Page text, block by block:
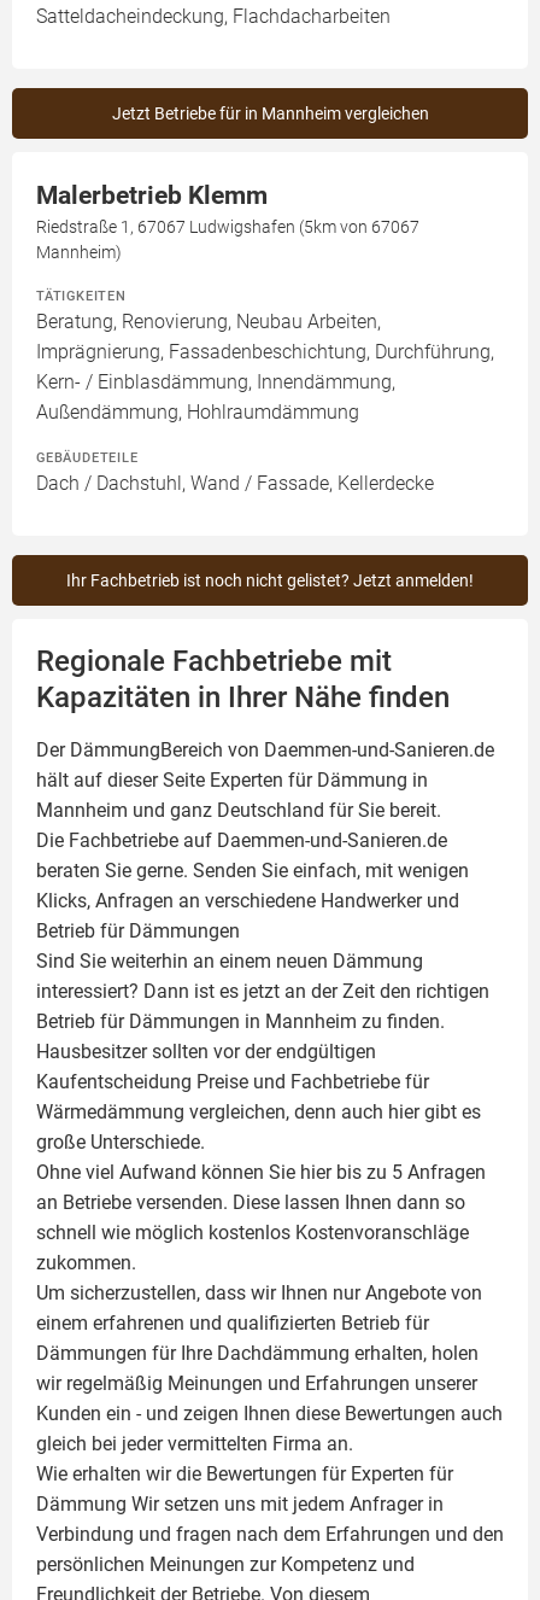
Satteldacheindeckung, Flachdacharbeiten
Jetzt Betriebe für in Mannheim vergleichen
Malerbetrieb Klemm
Riedstraße 1, 67067 Ludwigshafen (5km von 67067
Mannheim)
TÄTIGKEITEN
Beratung, Renovierung, Neubau Arbeiten,
Imprägnierung, Fassadenbeschichtung, Durchführung,
Kern- / Einblasdämmung, Innendämmung,
Außendämmung, Hohlraumdämmung
GEBÄUDETEILE
Dach / Dachstuhl, Wand / Fassade, Kellerdecke
Ihr Fachbetrieb ist noch nicht gelistet? Jetzt anmelden!
Regionale Fachbetriebe mit
Kapazitäten in Ihrer Nähe finden
Der DämmungBereich von Daemmen-und-Sanieren.de
hält auf dieser Seite Experten für Dämmung in
Mannheim und ganz Deutschland für Sie bereit.
Die Fachbetriebe auf Daemmen-und-Sanieren.de
beraten Sie gerne. Senden Sie einfach, mit wenigen
Klicks, Anfragen an verschiedene Handwerker und
Betrieb für Dämmungen
Sind Sie weiterhin an einem neuen Dämmung
interessiert? Dann ist es jetzt an der Zeit den richtigen
Betrieb für Dämmungen in Mannheim zu finden.
Hausbesitzer sollten vor der endgültigen
Kaufentscheidung Preise und Fachbetriebe für
Wärmedämmung vergleichen, denn auch hier gibt es
große Unterschiede.
Ohne viel Aufwand können Sie hier bis zu 5 Anfragen
an Betriebe versenden. Diese lassen Ihnen dann so
schnell wie möglich kostenlos Kostenvoranschläge
zukommen.
Um sicherzustellen, dass wir Ihnen nur Angebote von
einem erfahrenen und qualifizierten Betrieb für
Dämmungen für Ihre Dachdämmung erhalten, holen
wir regelmäßig Meinungen und Erfahrungen unserer
Kunden ein - und zeigen Ihnen diese Bewertungen auch
gleich bei jeder vermittelten Firma an.
Wie erhalten wir die Bewertungen für Experten für
Dämmung Wir setzen uns mit jedem Anfrager in
Verbindung und fragen nach dem Erfahrungen und den
persönlichen Meinungen zur Kompetenz und
Freundlichkeit der Betriebe. Von diesem